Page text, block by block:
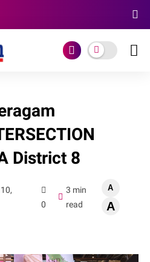
District 8
0
3 min
read
A
A